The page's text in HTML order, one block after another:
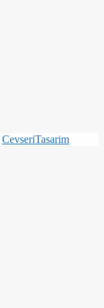
CevseriTasarim